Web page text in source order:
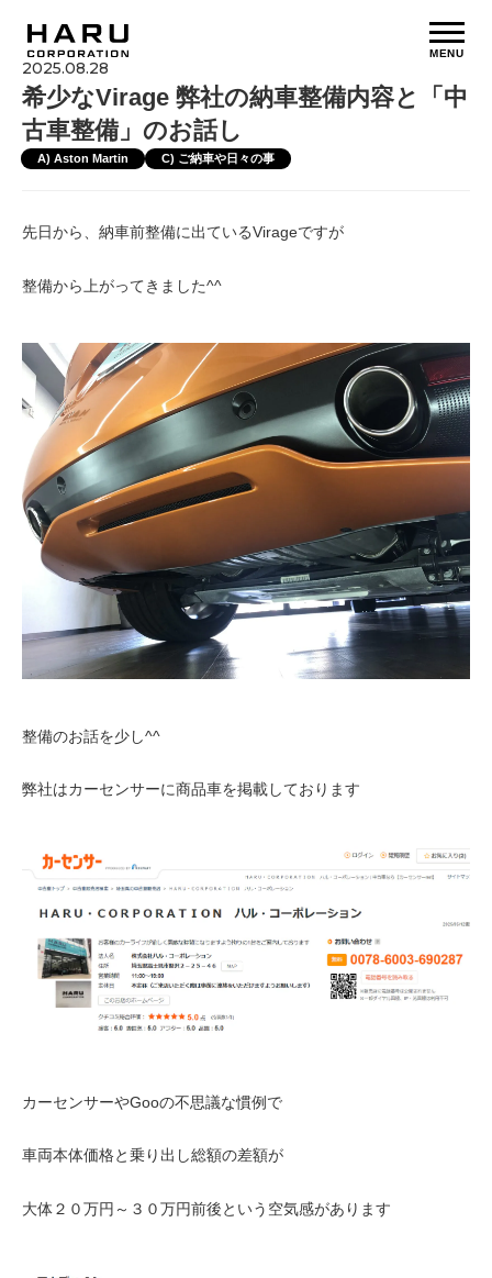
MENU
2025.08.28
希少なVirage 弊社の納車整備内容と「中
古車整備」のお話し
A) Aston Martin C) ご納車や日々の事
先日から、納車前整備に出ているVirageですが
整備から上がってきました^^
整備のお話を少し^^
弊社はカーセンサーに商品車を掲載しております
カーセンサーやGooの不思議な慣例で
車両本体価格と乗り出し総額の差額が
大体２０万円～３０万円前後という空気感があります